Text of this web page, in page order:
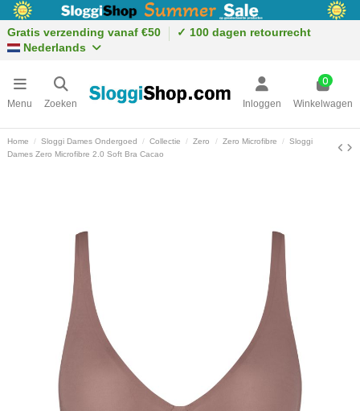
Gratis verzending vanaf €50
✓ 100 dagen retourrecht
Nederlands
Menu Zoeken Inloggen
0
Winkelwagen
Home Sloggi Dames Ondergoed Collectie Zero Zero Microfibre
Sloggi
Dames Zero Microfibre 2.0 Soft Bra Cacao